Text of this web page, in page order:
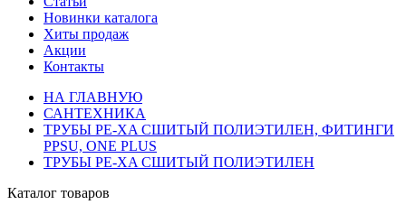
Новинки каталога
Хиты продаж
Акции
Контакты
НА ГЛАВНУЮ
САНТЕХНИКА
ТРУБЫ PE-XA СШИТЫЙ ПОЛИЭТИЛЕН, ФИТИНГИ
PPSU, ONE PLUS
ТРУБЫ PE-XA СШИТЫЙ ПОЛИЭТИЛЕН
Каталог товаров